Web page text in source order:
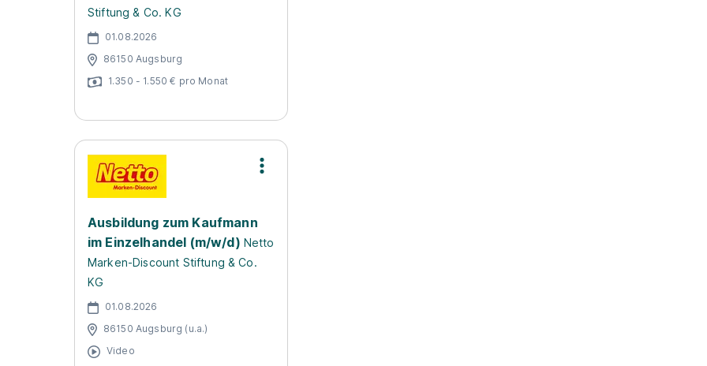
Stiftung & Co. KG
01.08.2026
86150 Augsburg
1.350 - 1.550 € pro Monat
Ausbildung zum Kaufmann
im Einzelhandel (m/w/d) Netto
Marken-Discount Stiftung & Co.
KG
01.08.2026
86150 Augsburg (u.a.)
Video